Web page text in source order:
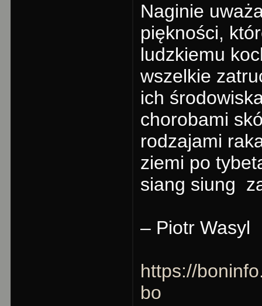
Naginie
piękności,
ludzkiemu
wszelkie
ich
chorobami
rodzajami
ziemi po
siang siung
– Piotr Wasyl
https://
bo